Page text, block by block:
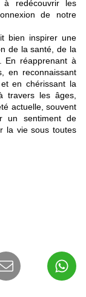
à redécouvrir les
de notre
bien inspirer une
de la santé, de la
En réapprenant à
en reconnaissant
en chérissant la
travers les âges,
actuelle, souvent
un sentiment de
la vie sous toutes